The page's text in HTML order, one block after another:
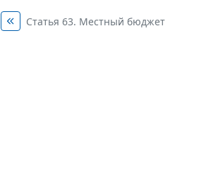
Статья 63. Местный бюджет